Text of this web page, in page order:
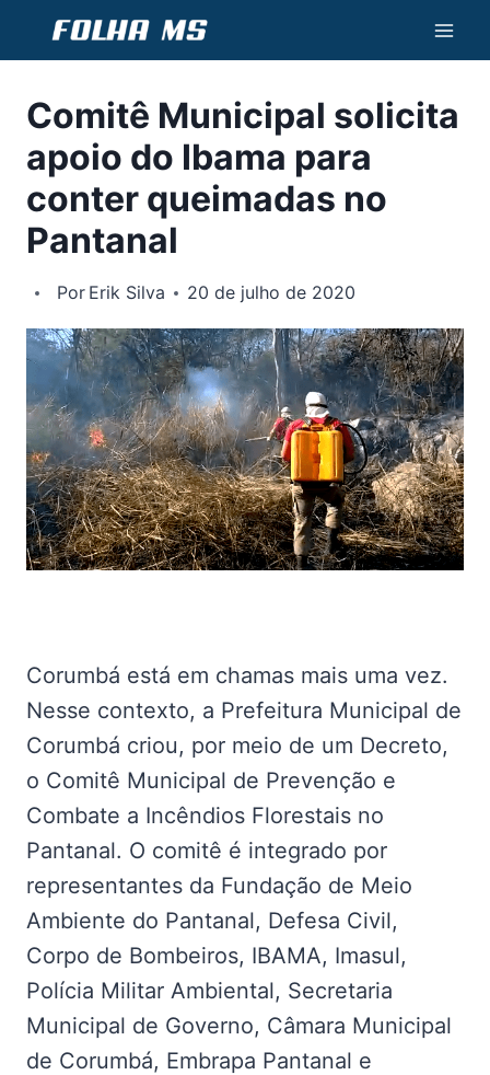
Conteúdo
Comitê Municipal solicita
apoio do Ibama para
conter queimadas no
Pantanal
Por Erik Silva 20 de julho de 2020
Corumbá está em chamas mais uma vez.
Nesse contexto, a Prefeitura Municipal de
Corumbá criou, por meio de um Decreto,
o Comitê Municipal de Prevenção e
Combate a Incêndios Florestais no
Pantanal. O comitê é integrado por
representantes da Fundação de Meio
Ambiente do Pantanal, Defesa Civil,
Corpo de Bombeiros, IBAMA, Imasul,
Polícia Militar Ambiental, Secretaria
Municipal de Governo, Câmara Municipal
de Corumbá, Embrapa Pantanal e